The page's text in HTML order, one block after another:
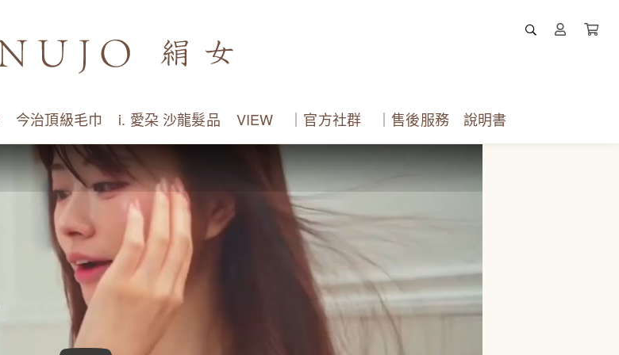
今治頂級毛巾 i. 愛朶 沙龍髮品 VIEW ｜官方社群 ｜售後服務 說明書